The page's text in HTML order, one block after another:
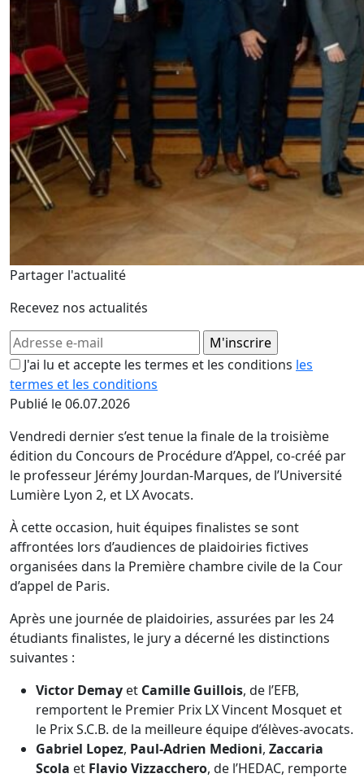
Publié le 06.07.2026
Vendredi dernier s’est tenue la finale de la troisième
édition du Concours de Procédure d’Appel, co-créé par
le professeur Jérémy Jourdan-Marques, de l’Université
Lumière Lyon 2, et LX Avocats.
À cette occasion, huit équipes finalistes se sont
affrontées lors d’audiences de plaidoiries fictives
organisées dans la Première chambre civile de la Cour
d’appel de Paris.
Après une journée de plaidoiries, assurées par les 24
étudiants finalistes, le jury a décerné les distinctions
suivantes :
Victor Demay et Camille Guillois, de l’EFB,
remportent le Premier Prix LX Vincent Mosquet et
le Prix S.C.B. de la meilleure équipe d’élèves-avocats.
Gabriel Lopez, Paul-Adrien Medioni, Zaccaria
Scola et Flavio Vizzacchero, de l’HEDAC, remporte
Partager l'actualité
Recevez nos actualités
J'ai lu et accepte les termes et les conditions les
termes et les conditions